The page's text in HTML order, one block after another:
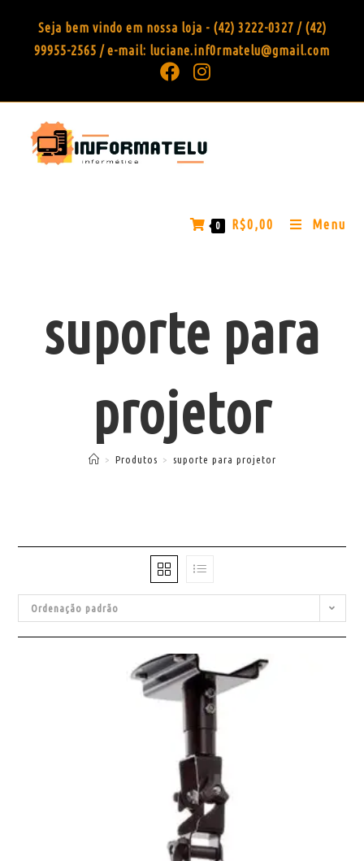
Seja bem vindo em nossa loja - (42) 3222-0327 / (42)
99955-2565 / e-mail: luciane.inf0rmatelu@gmail.com
0 R$0,00 Menu
suporte para
projetor
> Produtos > suporte para projetor
Ordenação padrão